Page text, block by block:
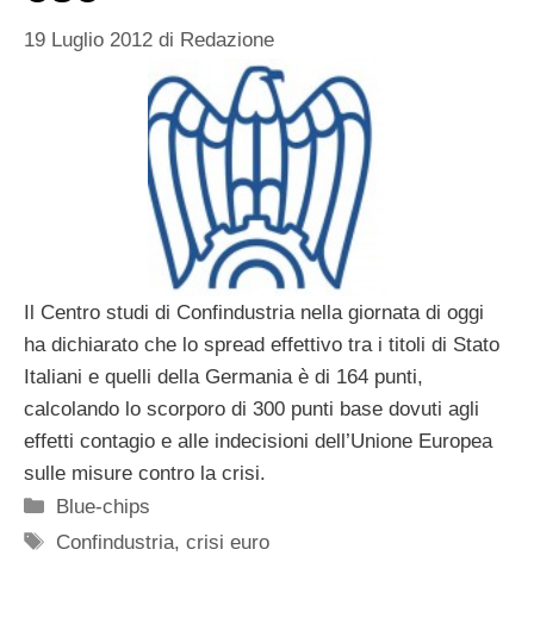
19 Luglio 2012 di Redazione
Il Centro studi di Confindustria nella giornata di oggi
ha dichiarato che lo spread effettivo tra i titoli di Stato
Italiani e quelli della Germania è di 164 punti,
calcolando lo scorporo di 300 punti base dovuti agli
effetti contagio e alle indecisioni dell’Unione Europea
sulle misure contro la crisi.
Categorie
Blue-chips
Tag
Confindustria,crisi euro